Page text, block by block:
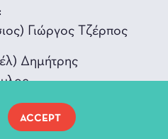
Γιώργος Τζέρπος
Δημήτρης
ACCEPT